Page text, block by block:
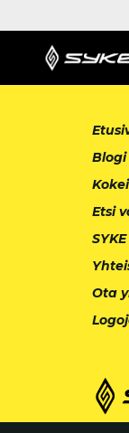
Blogi
Etsi
Ota